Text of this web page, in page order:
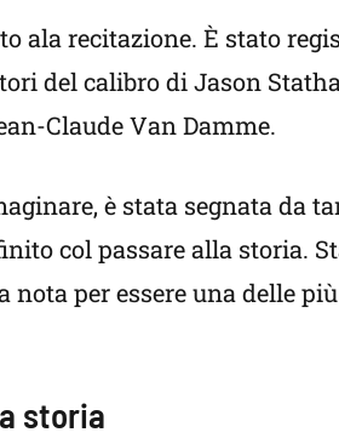
recitazione. È stato
del calibro di Jason
Claude Van Damme.
è stata segnata da
col passare alla storia.
per essere una delle
storia